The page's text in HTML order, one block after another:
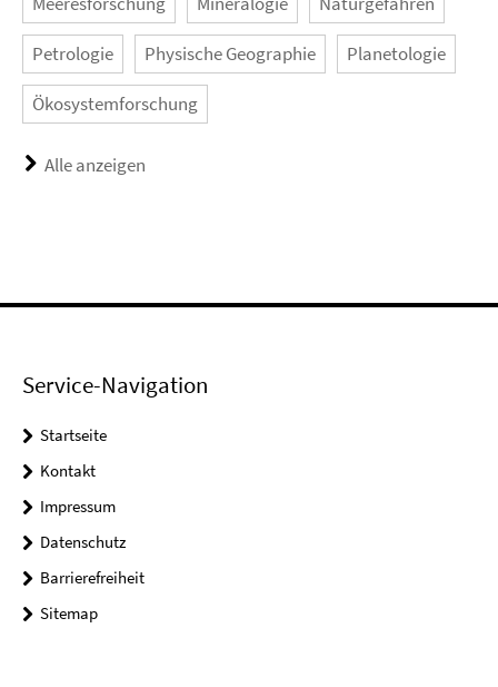
Petrologie Physische Geographie Planetologie
Ökosystemforschung
Alle anzeigen
Service-Navigation
Startseite
Kontakt
Impressum
Datenschutz
Barrierefreiheit
Sitemap